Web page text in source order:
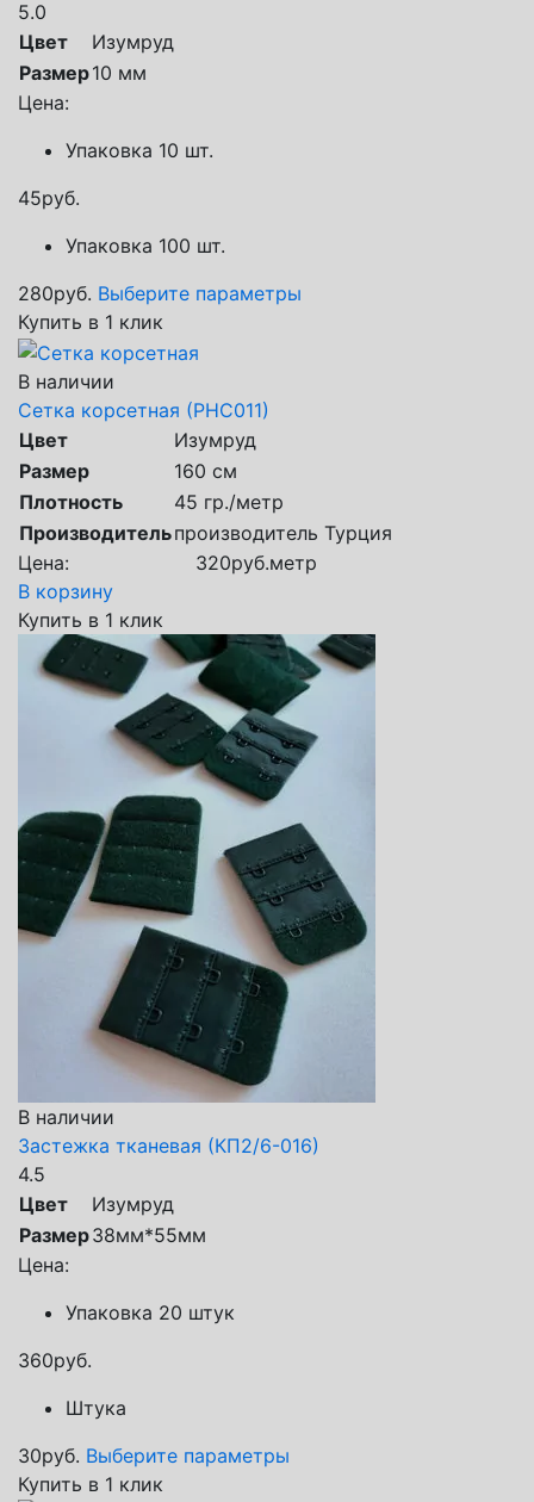
5.0
Цвет
Изумруд
Размер10 мм
Цена:
Упаковка 10 шт.
45руб.
Упаковка 100 шт.
280руб. Выберите параметры
Купить в 1 клик
В наличии
Сетка корсетная (РНС011)
Цвет
Изумруд
Размер
160 см
Плотность
45 гр./метр
Производительпроизводитель Турция
Цена:
320руб.метр
В корзину
Купить в 1 клик
В наличии
Застежка тканевая (КП2/6-016)
4.5
Цвет
Изумруд
Размер38мм*55мм
Цена:
Упаковка 20 штук
360руб.
Штука
30руб. Выберите параметры
Купить в 1 клик